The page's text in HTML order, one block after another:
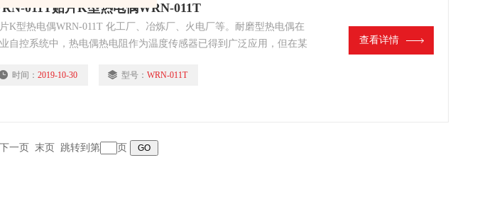
011T贴片K型热电偶WRN-011T
K型热电偶WRN-011T 化工厂、冶炼厂、火电厂等。耐磨型热电偶在
自控系统中，热电偶热电阻作为温度传感器已得到广泛应用，但在某
损坏。因此，在这些场合必须采用特殊材料及结构的热电偶热电阻。
时间： 2019-10-30 型号： WRN-011T
查看详情
一页 末页 跳转到第 页